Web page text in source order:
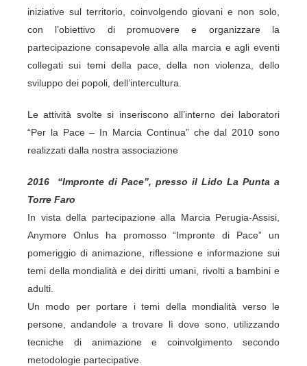
iniziative sul territorio, coinvolgendo giovani e non solo,
con l’obiettivo di promuovere e organizzare la
partecipazione consapevole alla alla marcia e agli eventi
collegati sui temi della pace, della non violenza, dello
sviluppo dei popoli, dell’intercultura.
Le attività svolte si inseriscono all’interno dei laboratori
“Per la Pace – In Marcia Continua” che dal 2010 sono
realizzati dalla nostra associazione
2016 “Impronte di Pace”, presso il Lido La Punta a
Torre Faro
In vista della partecipazione alla Marcia Perugia-Assisi,
Anymore Onlus ha promosso “Impronte di Pace” un
pomeriggio di animazione, riflessione e informazione sui
temi della mondialità e dei diritti umani, rivolti a bambini e
adulti.
Un modo per portare i temi della mondialità verso le
persone, andandole a trovare lì dove sono, utilizzando
tecniche di animazione e coinvolgimento secondo
metodologie partecipative.